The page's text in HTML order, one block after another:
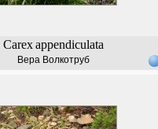
Carexappendiculata
Вера Волкотруб